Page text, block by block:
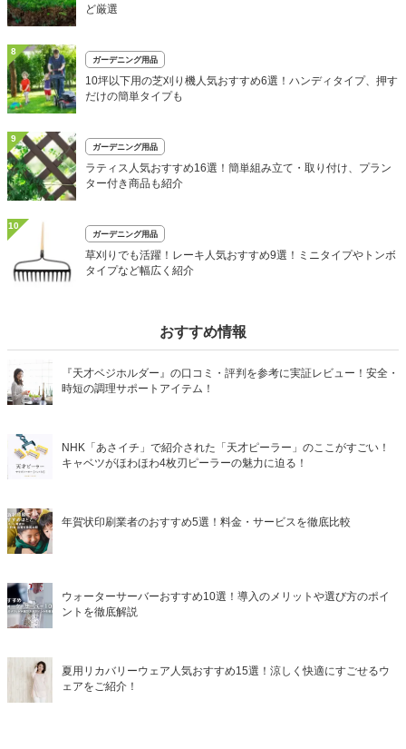
ど厳選
8
ガーデニング用品
10坪以下用の芝刈り機人気おすすめ6選！ハンディタイプ、押す
だけの簡単タイプも
9
ガーデニング用品
ラティス人気おすすめ16選！簡単組み立て・取り付け、プラン
ター付き商品も紹介
10
ガーデニング用品
草刈りでも活躍！レーキ人気おすすめ9選！ミニタイプやトンボ
タイプなど幅広く紹介
おすすめ情報
『天才ベジホルダー』の口コミ・評判を参考に実証レビュー！安全・
時短の調理サポートアイテム！
NHK「あさイチ」で紹介された「天才ピーラー」のここがすごい！
キャベツがほわほわ4枚刃ピーラーの魅力に迫る！
年賀状印刷業者のおすすめ5選！料金・サービスを徹底比較
ウォーターサーバーおすすめ10選！導入のメリットや選び方のポイ
ントを徹底解説
夏用リカバリーウェア人気おすすめ15選！涼しく快適にすごせるウ
ェアをご紹介！